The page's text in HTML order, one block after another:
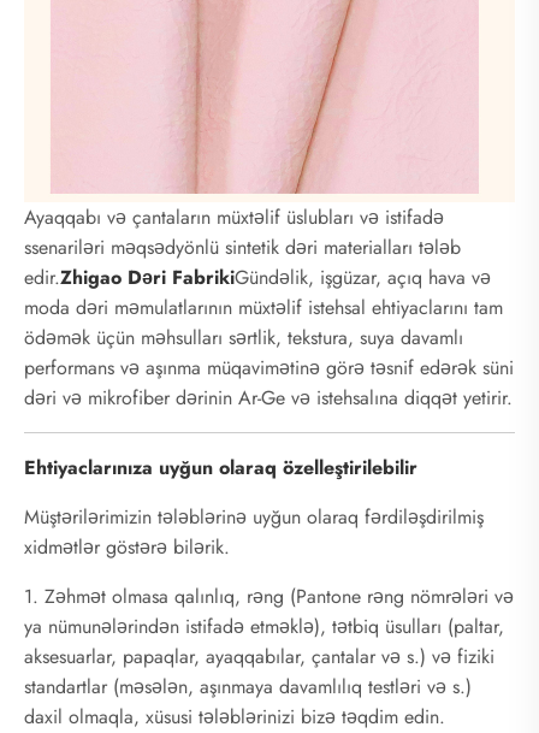
Ayaqqabı və çantaların müxtəlif üslubları və istifadə
ssenariləri məqsədyönlü sintetik dəri materialları tələb
edir.Zhigao Dəri FabrikiGündəlik, işgüzar, açıq hava və
moda dəri məmulatlarının müxtəlif istehsal ehtiyaclarını tam
ödəmək üçün məhsulları sərtlik, tekstura, suya davamlı
performans və aşınma müqavimətinə görə təsnif edərək süni
dəri və mikrofiber dərinin Ar-Ge və istehsalına diqqət yetirir.
Ehtiyaclarınıza uyğun olaraq özelleştirilebilir
Müştərilərimizin tələblərinə uyğun olaraq fərdiləşdirilmiş
xidmətlər göstərə bilərik.
1. Zəhmət olmasa qalınlıq, rəng (Pantone rəng nömrələri və
ya nümunələrindən istifadə etməklə), tətbiq üsulları (paltar,
aksesuarlar, papaqlar, ayaqqabılar, çantalar və s.) və fiziki
standartlar (məsələn, aşınmaya davamlılıq testləri və s.)
daxil olmaqla, xüsusi tələblərinizi bizə təqdim edin.